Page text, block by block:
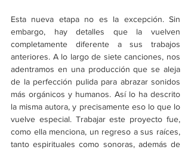
Esta nueva etapa no es la excepción. Sin
embargo, hay detalles que la vuelven
completamente diferente a sus trabajos
anteriores. A lo largo de siete canciones, nos
adentramos en una producción que se aleja
de la perfección pulida para abrazar sonidos
más orgánicos y humanos. Así lo ha descrito
la misma autora, y precisamente eso lo que lo
vuelve especial. Trabajar este proyecto fue,
como ella menciona, un regreso a sus raíces,
tanto espirituales como sonoras, además de